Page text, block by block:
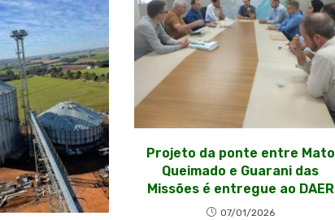
Projeto da ponte entre Mato
Queimado e Guarani das
Missões é entregue ao DAER
07/01/2026